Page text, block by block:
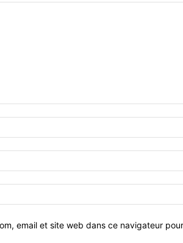
email et site web dans ce navigateur